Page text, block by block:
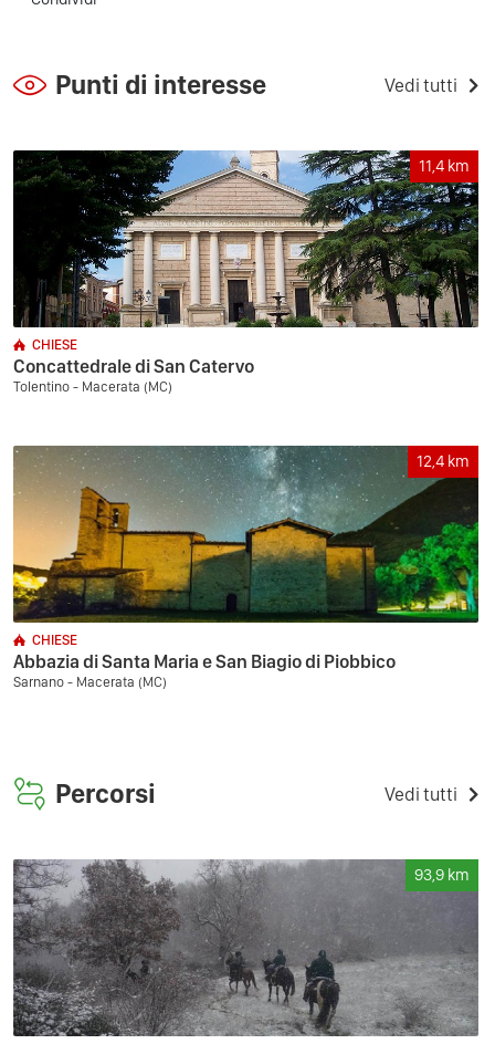
Punti di interesse Vedi tutti
11,4 km
CHIESE
Concattedrale di San Catervo
Tolentino - Macerata (MC)
12,4 km
CHIESE
Abbazia di Santa Maria e San Biagio di Piobbico
Sarnano - Macerata (MC)
Percorsi Vedi tutti
93,9 km